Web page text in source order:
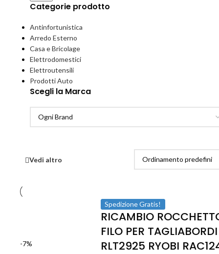
Categorie prodotto
Antinfortunistica
Arredo Esterno
Casa e Bricolage
Elettrodomestici
Elettroutensili
Prodotti Auto
Scegli la Marca
Vedi altro
-7%
Spedizione Gratis!
RICAMBIO
FILO PER TAGLIABORDI
RLT2925 RYOBI